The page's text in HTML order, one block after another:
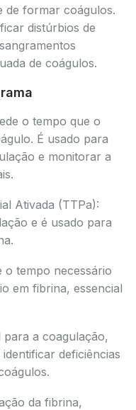
de formar coágulos.
distúrbios de
de coágulos.
o tempo que o
É usado para
e monitorar a
Ativada (TTPa):
e é usado para
o tempo necessário
em fibrina, essencial
para a coagulação,
deficiências
da fibrina,